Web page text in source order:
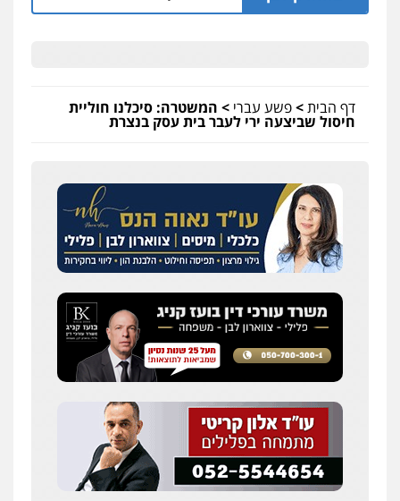
דף הבית>פשע עברי > המשטרה: סיכלנו חוליית
חיסול שביצעה ירי לעבר בית עסק בנצרת